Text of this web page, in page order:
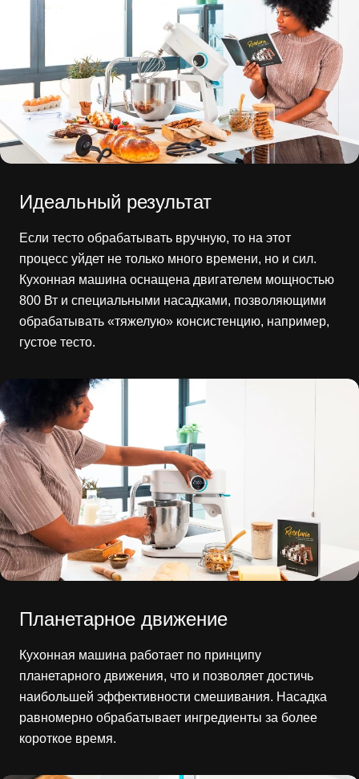
Идеальный результат
Если тесто обрабатывать вручную, то на этот
процесс уйдет не только много времени, но и сил.
Кухонная машина оснащена двигателем мощностью
800 Вт и специальными насадками, позволяющими
обрабатывать «тяжелую» консистенцию, например,
густое тесто.
Планетарное движение
Кухонная машина работает по принципу
планетарного движения, что и позволяет достичь
наибольшей эффективности смешивания. Насадка
равномерно обрабатывает ингредиенты за более
короткое время.